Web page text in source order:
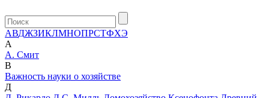
АВДЖЗИКЛМНОПРСТФХЭ
А
А. Смит
В
Важность науки о хозяйстве
Д